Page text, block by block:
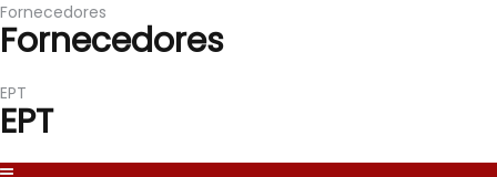
Fornecedores
Fornecedores
EPT
EPT